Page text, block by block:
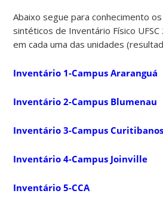
Abaixo segue para conhecimento
sintéticos de Inventário Físico
em cada uma das unidades
Inventário 1-Campus Araranguá
Inventário 2-Campus Blumenau
Inventário 3-Campus Curitibanos
Inventário 4-Campus Joinville
Inventário 5-CCA